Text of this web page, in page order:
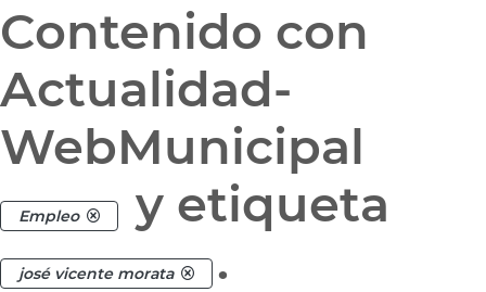
Contenido con
Actualidad-
WebMunicipal
Empleo y etiqueta
josé vicente morata .